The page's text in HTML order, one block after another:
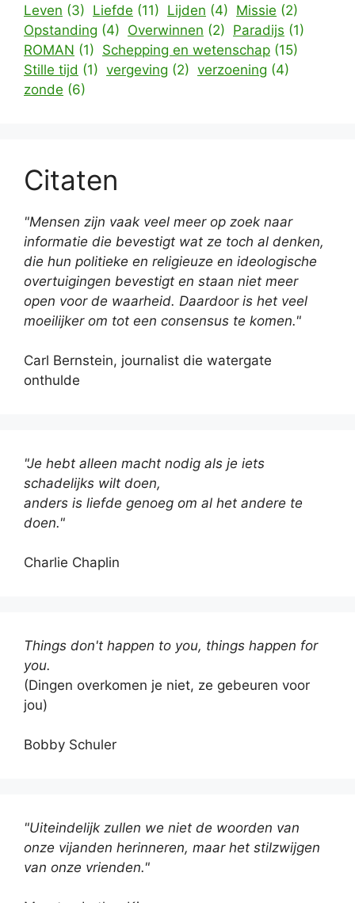
Leven (3) Liefde (11) Lijden (4) Missie (2)
Opstanding (4) Overwinnen (2) Paradijs (1)
ROMAN (1) Schepping en wetenschap (15)
Stille tijd (1) vergeving (2) verzoening (4)
zonde (6)
Citaten
"Mensen zijn vaak veel meer op zoek naar
informatie die bevestigt wat ze toch al denken,
die hun politieke en religieuze en ideologische
overtuigingen bevestigt en staan niet meer
open voor de waarheid. Daardoor is het veel
moeilijker om tot een consensus te komen."
Carl Bernstein, journalist die watergate
onthulde
"Je hebt alleen macht nodig als je iets
schadelijks wilt doen,
anders is liefde genoeg om al het andere te
doen."
Charlie Chaplin
Things don't happen to you, things happen for
you.
(Dingen overkomen je niet, ze gebeuren voor
jou)
Bobby Schuler
"Uiteindelijk zullen we niet de woorden van
onze vijanden herinneren, maar het stilzwijgen
van onze vrienden."